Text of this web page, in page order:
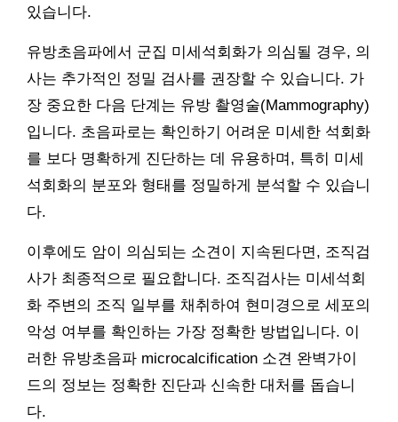
있습니다.
유방초음파에서 군집 미세석회화가 의심될 경우, 의
사는 추가적인 정밀 검사를 권장할 수 있습니다. 가
장 중요한 다음 단계는 유방 촬영술(Mammography)
입니다. 초음파로는 확인하기 어려운 미세한 석회화
를 보다 명확하게 진단하는 데 유용하며, 특히 미세
석회화의 분포와 형태를 정밀하게 분석할 수 있습니
다.
이후에도 암이 의심되는 소견이 지속된다면, 조직검
사가 최종적으로 필요합니다. 조직검사는 미세석회
화 주변의 조직 일부를 채취하여 현미경으로 세포의
악성 여부를 확인하는 가장 정확한 방법입니다. 이
러한 유방초음파 microcalcification 소견 완벽가이
드의 정보는 정확한 진단과 신속한 대처를 돕습니
다.